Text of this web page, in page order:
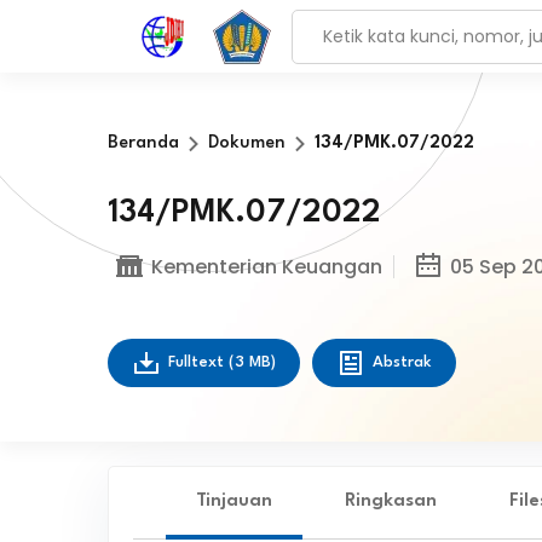
Beranda Dokumen 134/PMK.07/2022
134/PMK.07/2022
Kementerian Keuangan 05 Sep
Fulltext (3 MB) Abstrak
Tinjauan Ringkasan